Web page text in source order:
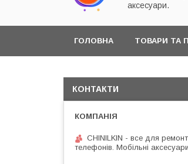
аксесуари.
ГОЛОВНА ТОВАРИ ТА
КОНТАКТИ
CHINILKIN - все для
телефонів. Мобільні